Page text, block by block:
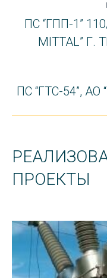
ПС “ГПП-1”
MITTAL” Г.
ПС “ГТС-54”,
ПРОЕКТЫ